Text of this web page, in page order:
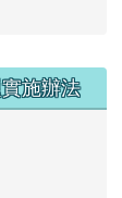
施辦法